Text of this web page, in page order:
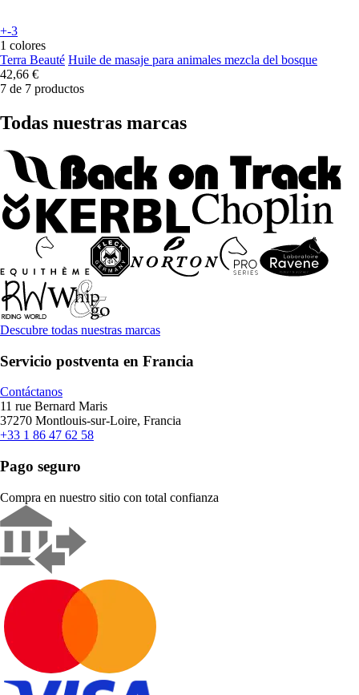
+-3
1 colores
Terra Beauté Huile de masaje para animales mezcla del bosque
42,66 €
7 de 7 productos
Todas nuestras marcas
Descubre todas nuestras marcas
Servicio postventa en Francia
Contáctanos
11 rue Bernard Maris
37270 Montlouis-sur-Loire, Francia
+33 1 86 47 62 58
Pago seguro
Compra en nuestro sitio con total confianza